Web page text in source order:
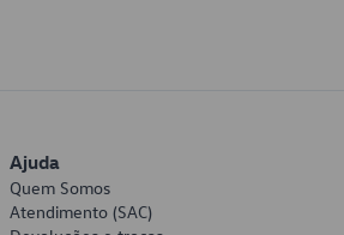
Ajuda
Quem Somos
Atendimento (SAC)